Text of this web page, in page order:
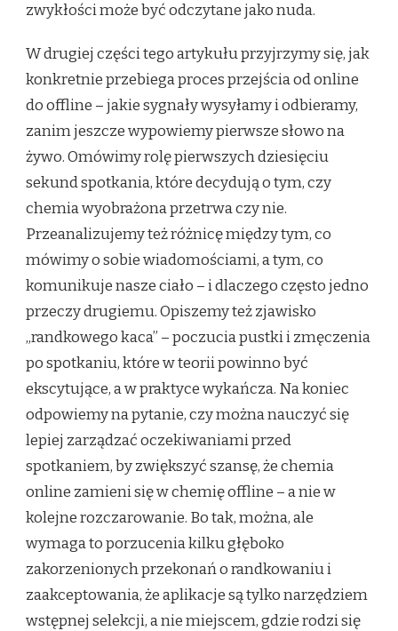
zwykłości może być odczytane jako nuda.
W drugiej części tego artykułu przyjrzymy się, jak
konkretnie przebiega proces przejścia od online
do offline – jakie sygnały wysyłamy i odbieramy,
zanim jeszcze wypowiemy pierwsze słowo na
żywo. Omówimy rolę pierwszych dziesięciu
sekund spotkania, które decydują o tym, czy
chemia wyobrażona przetrwa czy nie.
Przeanalizujemy też różnicę między tym, co
mówimy o sobie wiadomościami, a tym, co
komunikuje nasze ciało – i dlaczego często jedno
przeczy drugiemu. Opiszemy też zjawisko
„randkowego kaca” – poczucia pustki i zmęczenia
po spotkaniu, które w teorii powinno być
ekscytujące, a w praktyce wykańcza. Na koniec
odpowiemy na pytanie, czy można nauczyć się
lepiej zarządzać oczekiwaniami przed
spotkaniem, by zwiększyć szansę, że chemia
online zamieni się w chemię offline – a nie w
kolejne rozczarowanie. Bo tak, można, ale
wymaga to porzucenia kilku głęboko
zakorzenionych przekonań o randkowaniu i
zaakceptowania, że aplikacje są tylko narzędziem
wstępnej selekcji, a nie miejscem, gdzie rodzi się